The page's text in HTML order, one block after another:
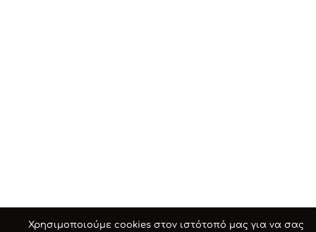
Χρησιμοποιούμε cookies στον ιστότοπό μας για να σας